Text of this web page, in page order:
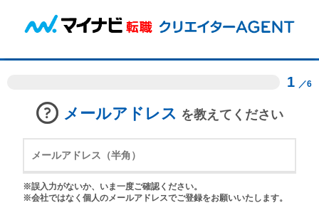
1 ／6
メールアドレス を教えてください
※誤入力がないか、いま一度ご確認ください。
※会社ではなく個人のメールアドレスでご登録をお願いいたします。